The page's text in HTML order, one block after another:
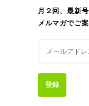
月２回、最新
メルマガでご
登録